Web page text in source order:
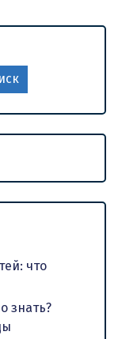
что
знать?